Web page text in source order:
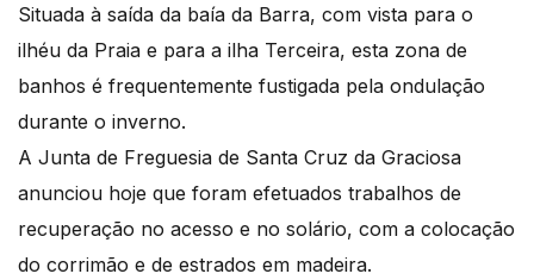
Situada à saída da baía da Barra, com vista para o
ilhéu da Praia e para a ilha Terceira, esta zona de
banhos é frequentemente fustigada pela ondulação
durante o inverno.
A Junta de Freguesia de Santa Cruz da Graciosa
anunciou hoje que foram efetuados trabalhos de
recuperação no acesso e no solário, com a colocação
do corrimão e de estrados em madeira.